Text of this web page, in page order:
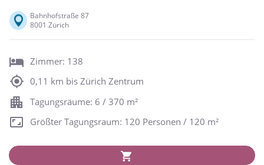
Bahnhofstraße 87
8001 Zürich
Zimmer: 138
0,11 km bis Zürich Zentrum
Tagungsräume: 6 / 370 m²
Größter Tagungsraum: 120 Personen / 120 m²